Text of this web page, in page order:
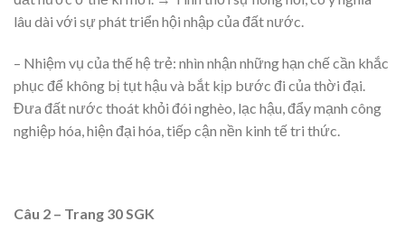
lâu dài với sự phát triển hội nhập của đất nước.
– Nhiệm vụ của thế hệ trẻ: nhìn nhận những hạn chế cần khắc
phục để không bị tụt hậu và bắt kịp bước đi của thời đại.
Đưa đất nước thoát khỏi đói nghèo, lạc hậu, đẩy mạnh công
nghiệp hóa, hiện đại hóa, tiếp cận nền kinh tế tri thức.
Câu 2 – Trang 30 SGK